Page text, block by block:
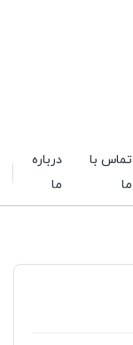
تماس با
ما
درباره
ما